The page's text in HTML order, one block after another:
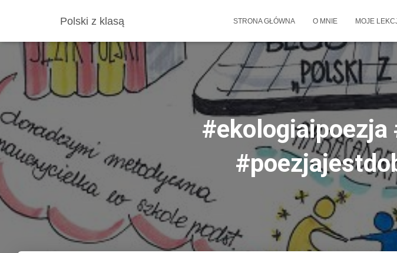
Polski z klasą STRONA GŁÓWNA O MNIE MOJE